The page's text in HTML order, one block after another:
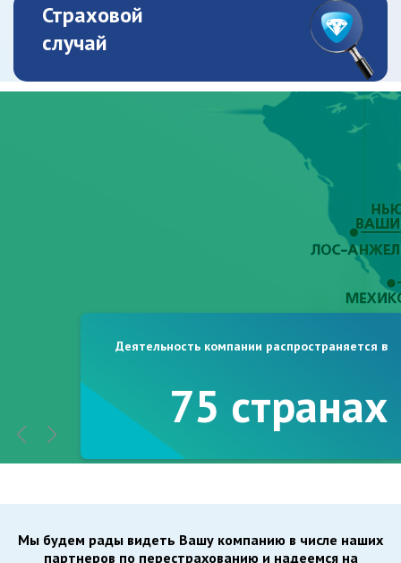
Страховой
случай
Деятельность компании распространяется в
75 странах
Мы будем рады видеть Вашу компанию в числе наших
партнеров по перестрахованию и надеемся на